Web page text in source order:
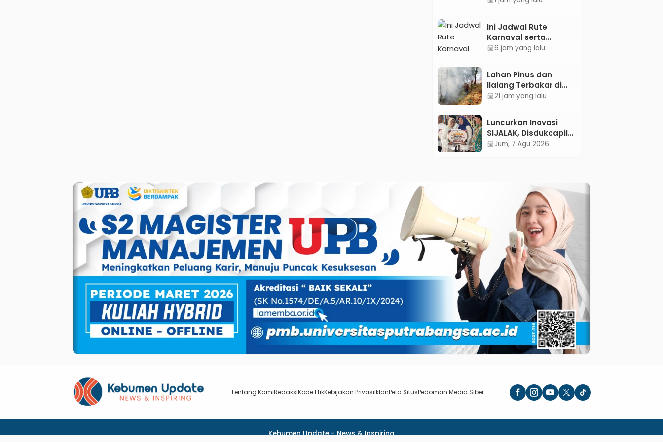
Desain Green
Gamification Based
M-Learning
Ini Jadwal Rute
Karnaval serta
Kebumen Fest
calendar_month6 jam yang lalu
Lahan Pinus dan
Ilalang Terbakar di
Kebumen, Aparat
Secara Manual
calendar_month21 jam yang lalu
Luncurkan Inovasi
SIJALAK, Disdukcapil
Kebumen Perkuat
calendar_monthJum, 7 Agu 2026
Tentang KamiRedaksiKode EtikKebijakan PrivasiIklanPeta SitusPedoman Media Siber
Kebumen Update - News & Inspiring